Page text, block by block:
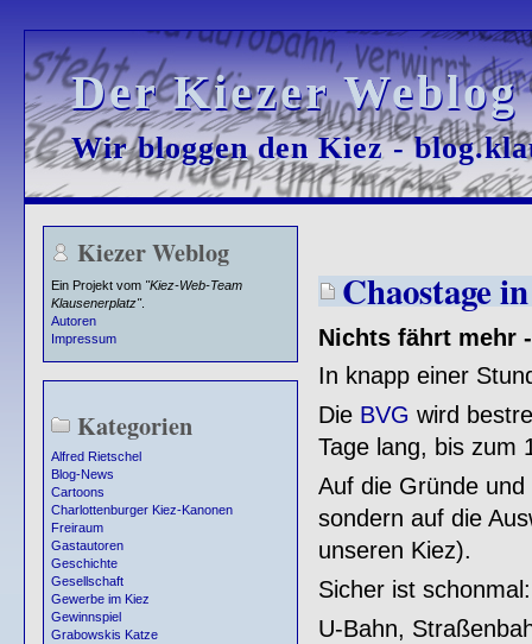
Der Kiezer
Der Kiezer
Wir bloggen den Kiez -
Wir bloggen den Kiez -
Kiezer Weblog
Ein Projekt vom "Kiez-Web-Team
Klausenerplatz".
Autoren
Impressum
Kategorien
Alfred Rietschel
Blog-News
Cartoons
Charlottenburger Kiez-Kanonen
Freiraum
Gastautoren
Geschichte
Gesellschaft
Gewerbe im Kiez
Gewinnspiel
Grabowskis Katze
Chaostage
Nichts fährt mehr
In knapp einer
Die BVG wird
Tage lang, bis zum
Auf die Gründe
sondern auf die
unseren Kiez).
Sicher ist
U-Bahn,